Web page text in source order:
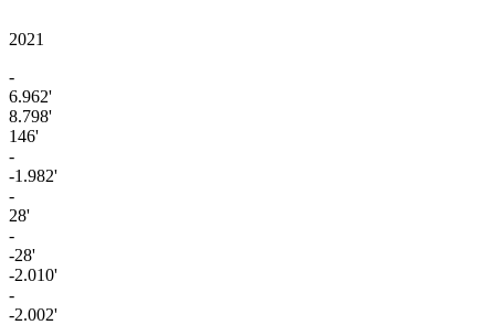
2021
-
6.962'
8.798'
146'
-
-1.982'
-
28'
-
-28'
-2.010'
-
-2.002'